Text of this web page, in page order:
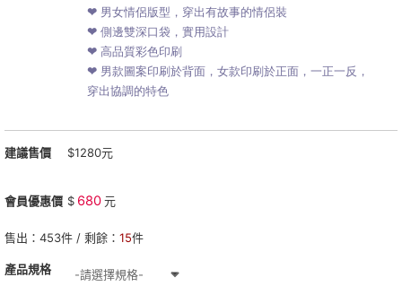
❤ 男女情侶版型，穿出有故事的情侶裝
❤ 側邊雙深口袋，實用設計
❤ 高品質彩色印刷
❤ 男款圖案印刷於背面，女款印刷於正面，一正一反，
穿出協調的特色
建議售價 $1280元
會員優惠價 $ 680元
售出： 453件 / 剩餘： 15件
產品規格